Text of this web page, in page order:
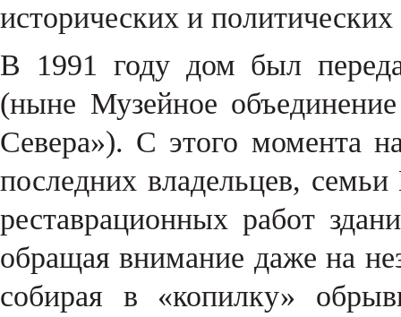
исторических и
В 1991 году дом был
(ныне Музейное
Севера»). С этого момента
последних владельцев,
реставрационных работ
обращая внимание даже на
собирая в «копилку»